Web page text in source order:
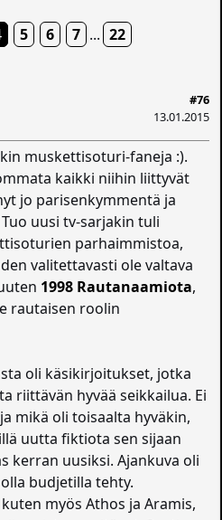
5 6 7 ... 22
#76
13.01.2015
muskettisoturi-faneja :).
kaikki niihin liittyvät
jo parisenkymmentä ja
uusi tv-sarjakin tuli
parhaimmistoa,
valitettavasti ole valtava
1998 Rautanaamiota,
rautaisen roolin
oli käsikirjoitukset, jotka
riittävän hyvää seikkailua. Ei
mikä oli toisaalta hyväkin,
uutta fiktiota sen sijaan
kerran uusiksi. Ajankuva oli
budjetilla tehty.
myös Athos ja Aramis,